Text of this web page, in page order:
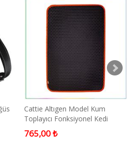
Cattie Altıgen Model Kum
Toplayıcı Fonksiyonel Kedi
Paspası Turuncu 50x75cm
765,00 ₺